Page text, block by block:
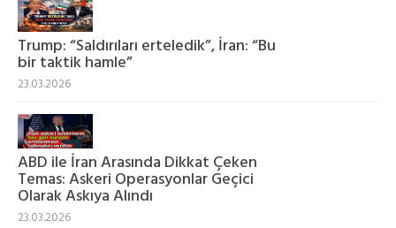
Trump: “Saldırıları erteledik”, İran: “Bu
bir taktik hamle”
23.03.2026
ABD ile İran Arasında Dikkat Çeken
Temas: Askeri Operasyonlar Geçici
Olarak Askıya Alındı
23.03.2026